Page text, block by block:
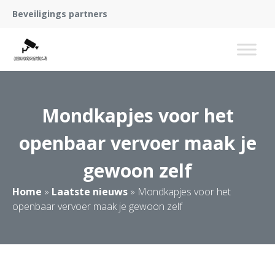
Beveiligings partners
Mondkapjes voor het
openbaar vervoer maak je
gewoon zelf
Home » Laatste nieuws » Mondkapjes voor het
openbaar vervoer maak je gewoon zelf